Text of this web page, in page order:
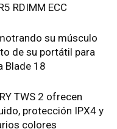
RDIMM ECC
su músculo
de su portátil para
Blade 18
TWS 2 ofrecen
protección IPX4 y
colores